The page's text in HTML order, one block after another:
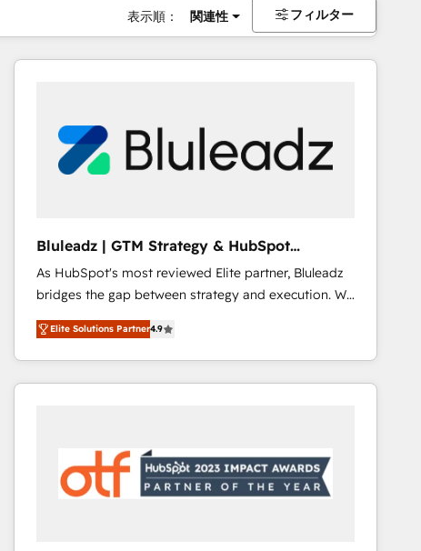
表示順： 関連性 フィルター
Bluleadz | GTM Strategy & HubSpot
Implementation
As HubSpot's most reviewed Elite partner, Bluleadz
bridges the gap between strategy and execution. We
don't just "set up tools" — we install the GTM
Operating System (GTM OS) to align your leadership
and engineer a portal that drives predictable
revenue velocity. 🚀 GTM Strategy & Alignment
"accelerating a mess." ⚙️ Elite Engineering & AI
Scalable Architecture: Zero-technical-debt setup
across all Hubs, validated by our 7 HubSpot
Elite Solutions Partner4.9